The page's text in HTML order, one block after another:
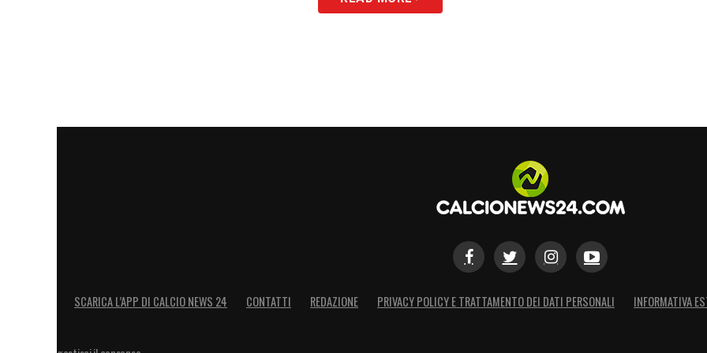
SCARICA L’APP DI CALCIO NEWS 24 CONTATTI REDAZIONE PRIVACY POLICY E TRATTAMENTO DEI DATI PERSONALI INFORMATIVA